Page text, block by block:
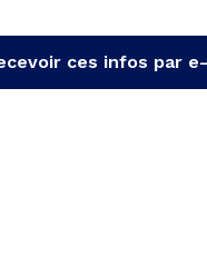
ces infos par